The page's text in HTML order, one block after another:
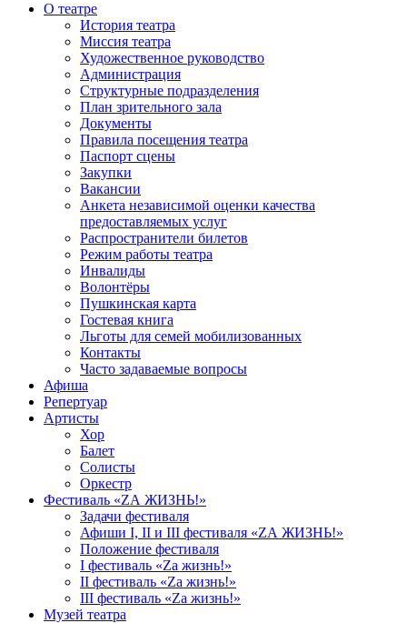
О театре
История театра
Миссия театра
Художественное руководство
Администрация
Структурные подразделения
План зрительного зала
Документы
Правила посещения театра
Паспорт сцены
Закупки
Вакансии
Анкета независимой оценки качества
предоставляемых услуг
Распространители билетов
Режим работы театра
Инвалиды
Волонтёры
Пушкинская карта
Гостевая книга
Льготы для семей мобилизованных
Контакты
Часто задаваемые вопросы
Афиша
Репертуар
Артисты
Хор
Балет
Солисты
Оркестр
Фестиваль «ZА ЖИЗНЬ!»
Задачи фестиваля
Афиши I, II и III фестиваля «ZА ЖИЗНЬ!»
Положение фестиваля
I фестиваль «Zа жизнь!»
II фестиваль «Zа жизнь!»
III фестиваль «Zа жизнь!»
Музей театра